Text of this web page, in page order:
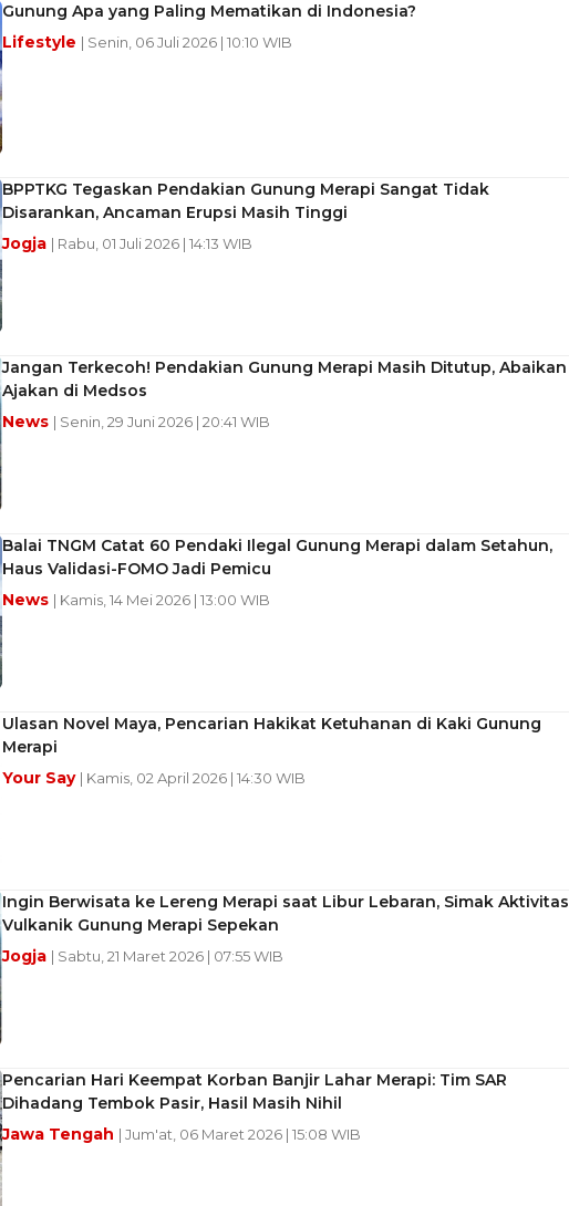
Gunung Apa yang Paling Mematikan di Indonesia?
Lifestyle | Senin, 06 Juli 2026 | 10:10 WIB
BPPTKG Tegaskan Pendakian Gunung Merapi Sangat Tidak
Disarankan, Ancaman Erupsi Masih Tinggi
Jogja | Rabu, 01 Juli 2026 | 14:13 WIB
Jangan Terkecoh! Pendakian Gunung Merapi Masih Ditutup, Abaikan
Ajakan di Medsos
News | Senin, 29 Juni 2026 | 20:41 WIB
Balai TNGM Catat 60 Pendaki Ilegal Gunung Merapi dalam Setahun,
Haus Validasi-FOMO Jadi Pemicu
News | Kamis, 14 Mei 2026 | 13:00 WIB
Ulasan Novel Maya, Pencarian Hakikat Ketuhanan di Kaki Gunung
Merapi
Your Say | Kamis, 02 April 2026 | 14:30 WIB
Ingin Berwisata ke Lereng Merapi saat Libur Lebaran, Simak Aktivitas
Vulkanik Gunung Merapi Sepekan
Jogja | Sabtu, 21 Maret 2026 | 07:55 WIB
Pencarian Hari Keempat Korban Banjir Lahar Merapi: Tim SAR
Dihadang Tembok Pasir, Hasil Masih Nihil
Jawa Tengah | Jum'at, 06 Maret 2026 | 15:08 WIB